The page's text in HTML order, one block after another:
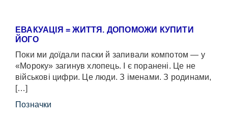
ЕВАКУАЦІЯ = ЖИТТЯ. ДОПОМОЖИ КУПИТИ
ЙОГО
Поки ми доїдали паски й запивали компотом — у
«Мороку» загинув хлопець. І є поранені. Це не
військові цифри. Це люди. З іменами. З родинами,
[…]
Позначки